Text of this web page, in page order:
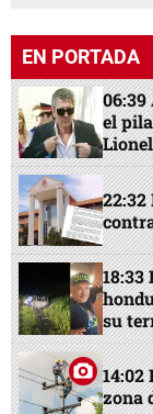
EN PORTADA
el
Lionel
su
zona